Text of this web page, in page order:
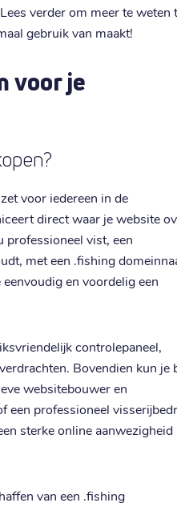
verder om meer te weten
gebruik van maakt!
voor je
voor iedereen in de
direct waar je website
professioneel vist, een
met een .fishing
en voordelig een
controlepaneel,
Bovendien kun je
websitebouwer en
een professioneel
sterke online aanwezigheid
van een .fishing